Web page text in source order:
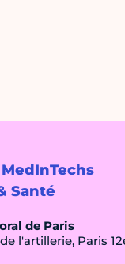
Santé
de Paris
l'artillerie, Paris